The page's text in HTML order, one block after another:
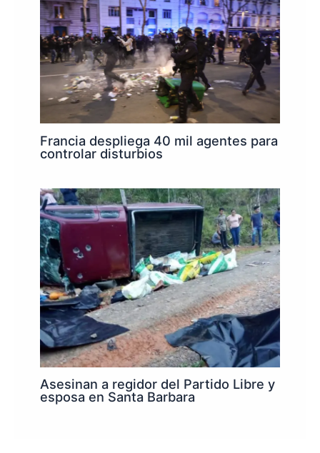
Francia despliega 40 mil agentes para
controlar disturbios
Asesinan a regidor del Partido Libre y
esposa en Santa Barbara